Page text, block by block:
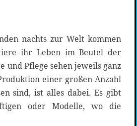
nachts zur Welt kommen
ihr Leben im Beutel der
Pflege sehen jeweils ganz
einer großen Anzahl
sind, ist alles dabei. Es gibt
oder Modelle, wo die